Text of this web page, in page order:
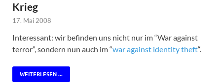
Krieg
17. Mai 2008
Interessant: wir befinden uns nicht nur im “War against
terror”, sondern nun auch im “war against identity theft“.
WEITERLESEN ...